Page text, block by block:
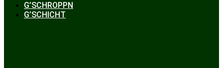
G’SCHROPPN
G’SCHICHT